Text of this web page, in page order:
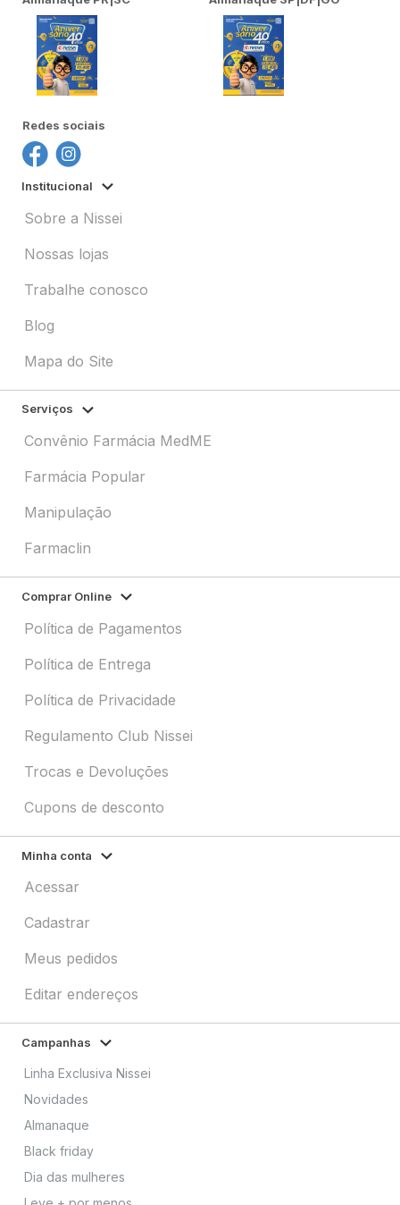
Redes sociais
Institucional
Sobre a Nissei
Nossas lojas
Trabalhe conosco
Blog
Mapa do Site
Serviços
Convênio Farmácia MedME
Farmácia Popular
Manipulação
Farmaclin
Comprar Online
Política de Pagamentos
Política de Entrega
Política de Privacidade
Regulamento Club Nissei
Trocas e Devoluções
Cupons de desconto
Minha conta
Acessar
Cadastrar
Meus pedidos
Editar endereços
Campanhas
Linha Exclusiva Nissei
Novidades
Almanaque
Black friday
Dia das mulheres